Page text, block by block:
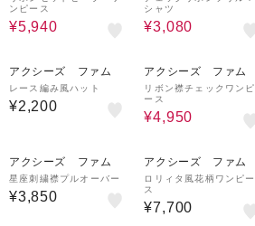
ンピース
¥5,940
シャツ
¥3,080
アクシーズ ファム
レース編み風ハット
¥2,200
アクシーズ ファム
リボン襟チェックワンピ
ース
¥4,950
アクシーズ ファム
星座刺繍襟プルオーバー
¥3,850
アクシーズ ファム
ロリィタ風花柄ワンピー
ス
¥7,700